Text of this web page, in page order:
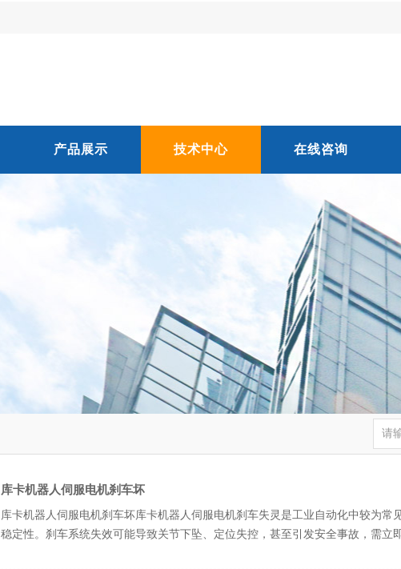
产品展示 技术中心 在线咨询
库卡机器人伺服电机刹车坏
库卡机器人伺服电机刹车坏库卡机器人伺服电机刹车失灵‌是工业自动化中较为常
稳定性。刹车系统失效可能导致关节下坠、定位失控，甚至引发安全事故，需立